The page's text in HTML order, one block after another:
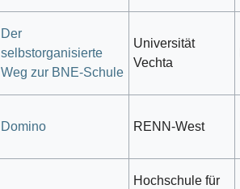
Der
selbstorganisierte
Weg zur BNE-Schule
Universität
Vechta
Domino RENN-West
Hochschule für